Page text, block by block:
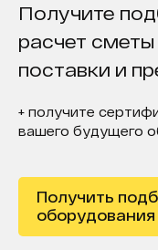
Получите
расчет
поставки и
+ получите
вашего будущего
Получить
оборудования